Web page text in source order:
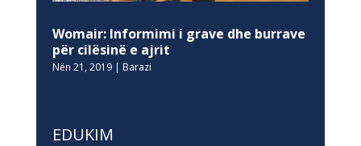
Womair: Informimi i grave dhe burrave
për cilësinë e ajrit
Nën 21, 2019| Barazi
EDUKIM